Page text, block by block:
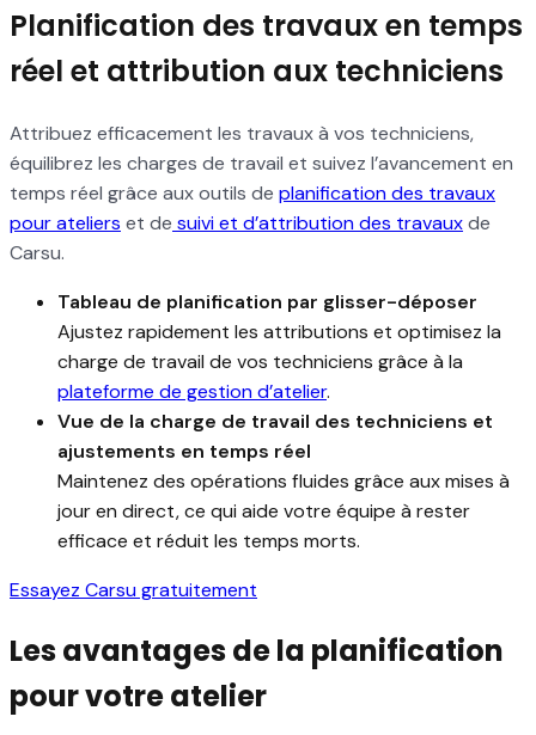
Planification des travaux en temps
réel et attribution aux techniciens
Attribuez efficacement les travaux à vos techniciens,
équilibrez les charges de travail et suivez l’avancement en
temps réel grâce aux outils de planification des travaux
pour ateliers et de suivi et d’attribution des travauxde
Carsu.
Tableau de planification par glisser-déposer
Ajustez rapidement les attributions et optimisez la
charge de travail de vos techniciens grâce à la
plateforme de gestion d’atelier.
Vue de la charge de travail des techniciens et
ajustements en temps réel
Maintenez des opérations fluides grâce aux mises à
jour en direct, ce qui aide votre équipe à rester
efficace et réduit les temps morts.
Essayez Carsu gratuitement
Les avantages de la planification
pour votre atelier